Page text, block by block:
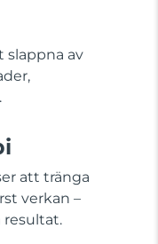
slappna av
att tränga
verkan –